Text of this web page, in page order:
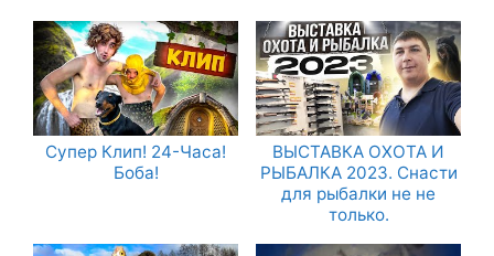
Супер Клип! 24-Часа!
Боба!
ВЫСТАВКА ОХОТА И
РЫБАЛКА 2023. Снасти
для рыбалки не не
только.